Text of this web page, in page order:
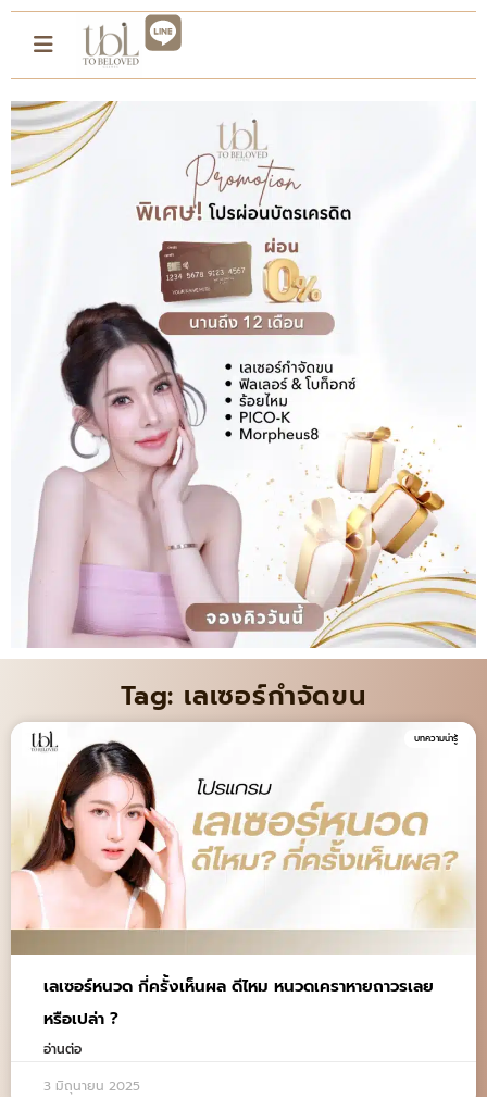
Tag: เลเซอร์กำจัดขน
บทความน่ารู้
เลเซอร์หนวด กี่ครั้งเห็นผล ดีไหม หนวดเคราหายถาวรเลย
หรือเปล่า ?
อ่านต่อ
3 มิถุนายน 2025